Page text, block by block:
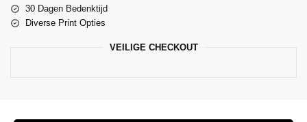
30 Dagen Bedenktijd
Diverse Print Opties
VEILIGE CHECKOUT